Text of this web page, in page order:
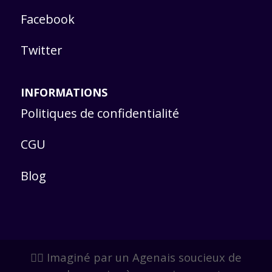
Facebook
Twitter
INFORMATIONS
Politiques de confidentialité
CGU
Blog
🙋‍♂️ Imaginé par un Agenais soucieux de